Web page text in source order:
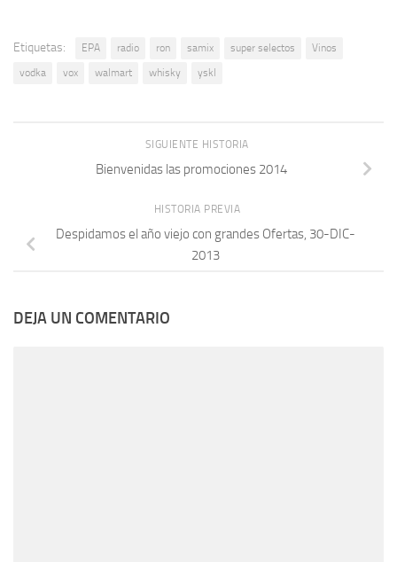
Etiquetas: EPA radio ron samix super selectos
Vinos
vodka
vox walmart whisky yskl
SIGUIENTE HISTORIA
Bienvenidas las promociones 2014
HISTORIA PREVIA
Despidamos el año viejo con grandes Ofertas, 30-DIC-
2013
DEJA UN COMENTARIO